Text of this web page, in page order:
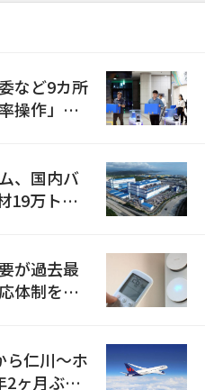
など9カ所
操作」の
、国内バ
19万トン
が過去最
体制を点
ら仁川〜ホ
ヶ月ぶり